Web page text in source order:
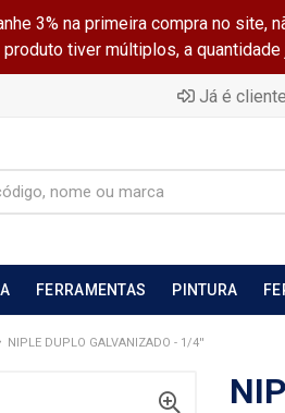
3% na primeira compra no
tiver múltiplos, a
Já é
FERRAMENTAS PINTURA
NIPLE DUPLO GALVANIZADO - 1/4''